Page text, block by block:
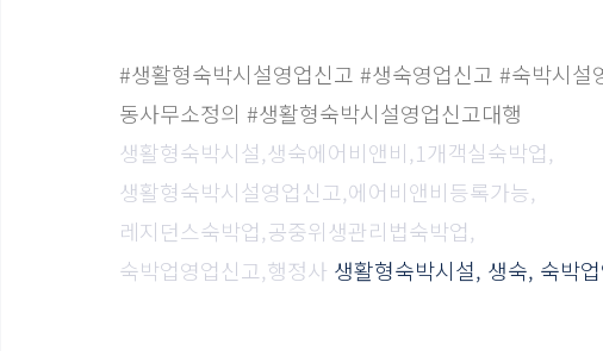
#생활형숙박시설영업신고 #생숙영업신고 #숙박시설
동사무소정의 #생활형숙박시설영업신고대행
생활형숙박시설,생숙에어비앤비,1개객실숙박업,
생활형숙박시설영업신고,에어비앤비등록가능,
레지던스숙박업,공중위생관리법숙박업,
숙박업영업신고,행정사 생활형숙박시설, 생숙, 숙박